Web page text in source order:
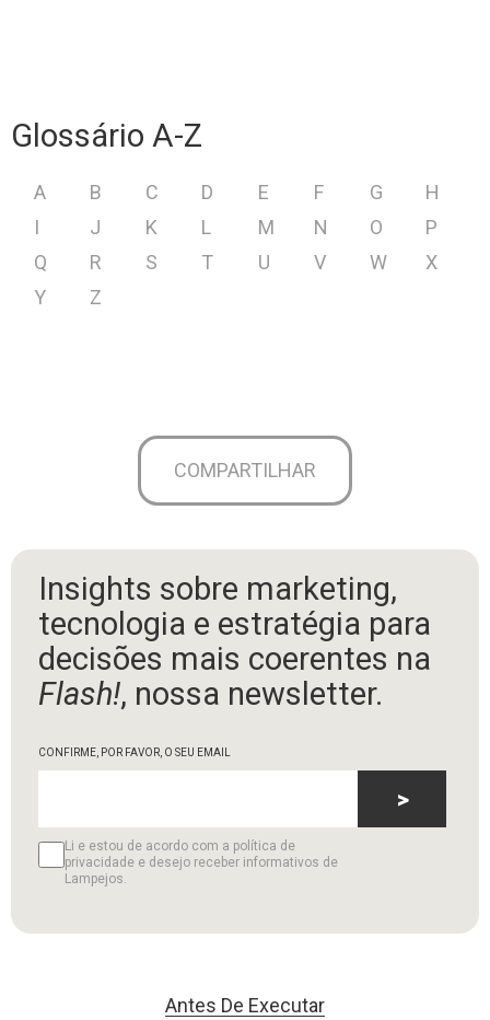
Glossário A-Z
A B C D E F G
H
I
J K L M N O
P
Q
R S T U V W
X
Y
Z
COMPARTILHAR
Insights sobre marketing,
tecnologia e estratégia para
decisões mais coerentes na
Flash!, nossa newsletter.
CONFIRME, POR FAVOR, O SEU EMAIL
Li e estou de acordo com a política de
privacidade e desejo receber informativos de
Lampejos.
>
Antes De Executar